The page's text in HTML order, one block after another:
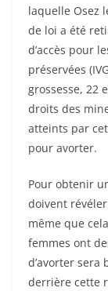
laquelle Osez
de loi a été
d’accès pour
préservées
grossesse, 22
droits des
atteints par
pour avorter.
Pour obtenir
doivent
même que
femmes ont
d’avorter sera
derrière cette